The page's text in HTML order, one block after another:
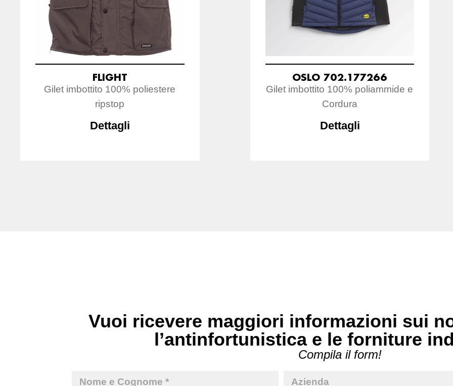
FLIGHT
Gilet imbottito 100% poliestere
ripstop
Dettagli
OSLO 702.177266
Gilet imbottito 100% poliammide e
Cordura
Dettagli
Vuoi ricevere maggiori informazioni sui
l’antinfortunistica e le forniture
Compila il form!